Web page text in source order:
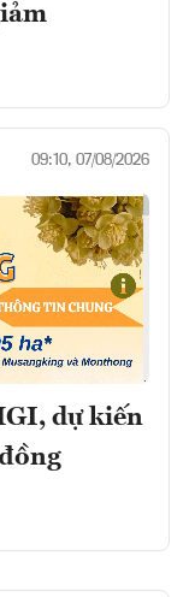
09:10, 07/08/2026
dự kiến